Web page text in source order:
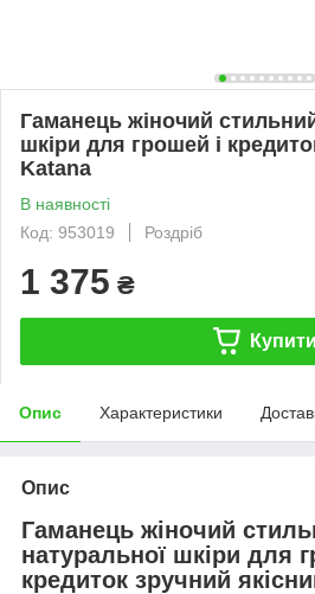
Гаманець жіночий
шкіри для грошей і
Katana
В наявності
Код: 953019
Роздріб
1 375 ₴
Купити
Опис Характеристики
Опис
Гаманець жіночий
натуральної шкіри для
кредиток зручний